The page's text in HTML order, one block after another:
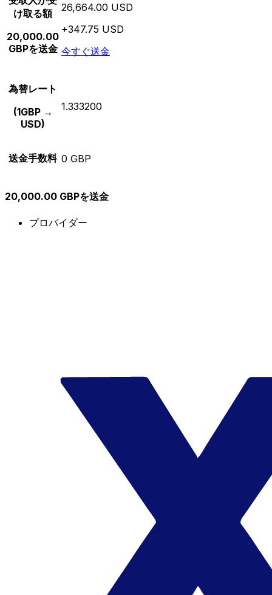
け取る額
20,000.00
GBPを送金
26,664.00 USD
+347.75 USD
今すぐ送金
為替レート
(1GBP →
USD)
1.333200
送金手数料 0 GBP
20,000.00 GBPを送金
プロバイダー